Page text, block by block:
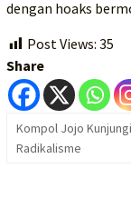
dengan hoaks
Post Views: 35
Share
Kompol Jojo
Radikalisme